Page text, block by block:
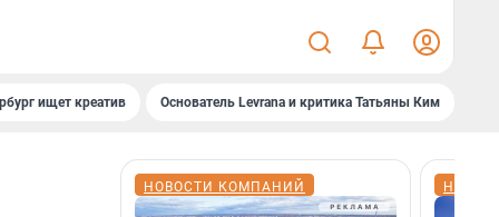
ищет креатив Основатель Levrana и критика Татьяны Ким
НОВОСТИ КОМПАНИЙ